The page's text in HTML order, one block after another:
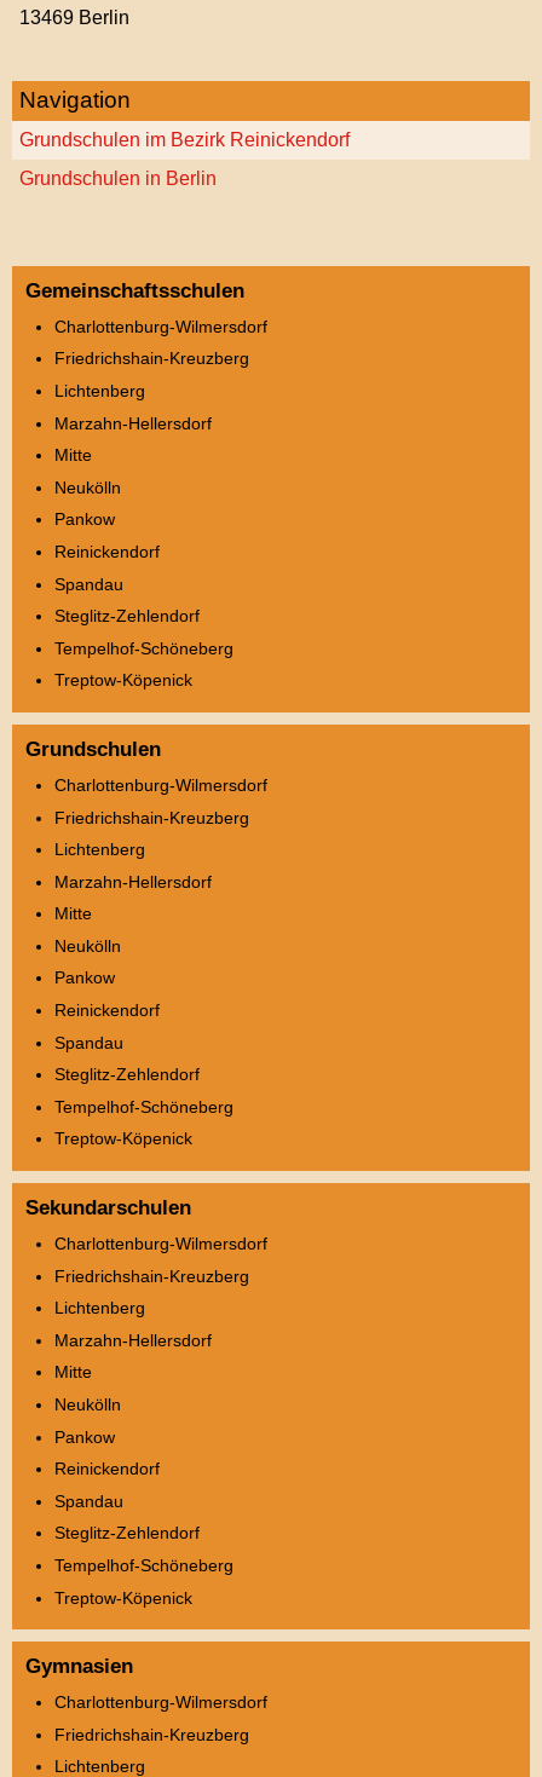
13469 Berlin
Navigation
Grundschulen im Bezirk Reinickendorf
Grundschulen in Berlin
Gemeinschaftsschulen
Charlottenburg-Wilmersdorf
Friedrichshain-Kreuzberg
Lichtenberg
Marzahn-Hellersdorf
Mitte
Neukölln
Pankow
Reinickendorf
Spandau
Steglitz-Zehlendorf
Tempelhof-Schöneberg
Treptow-Köpenick
Grundschulen
Charlottenburg-Wilmersdorf
Friedrichshain-Kreuzberg
Lichtenberg
Marzahn-Hellersdorf
Mitte
Neukölln
Pankow
Reinickendorf
Spandau
Steglitz-Zehlendorf
Tempelhof-Schöneberg
Treptow-Köpenick
Sekundarschulen
Charlottenburg-Wilmersdorf
Friedrichshain-Kreuzberg
Lichtenberg
Marzahn-Hellersdorf
Mitte
Neukölln
Pankow
Reinickendorf
Spandau
Steglitz-Zehlendorf
Tempelhof-Schöneberg
Treptow-Köpenick
Gymnasien
Charlottenburg-Wilmersdorf
Friedrichshain-Kreuzberg
Lichtenberg